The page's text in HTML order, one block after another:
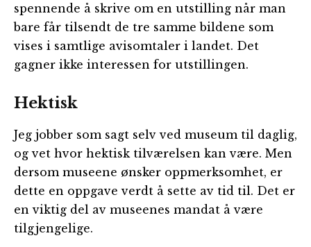
spennende å skrive om en utstilling når man
bare får tilsendt de tre samme bildene som
vises i samtlige avisomtaler i landet. Det
gagner ikke interessen for utstillingen.
Hektisk
Jeg jobber som sagt selv ved museum til daglig,
og vet hvor hektisk tilværelsen kan være. Men
dersom museene ønsker oppmerksomhet, er
dette en oppgave verdt å sette av tid til. Det er
en viktig del av museenes mandat å være
tilgjengelige.